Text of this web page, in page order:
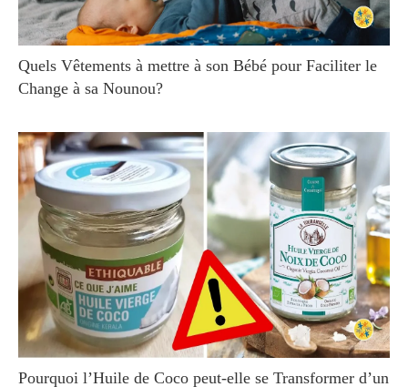
Quels Vêtements à mettre à son Bébé pour Faciliter le
Change à sa Nounou?
Pourquoi l’Huile de Coco peut-elle se Transformer d’un